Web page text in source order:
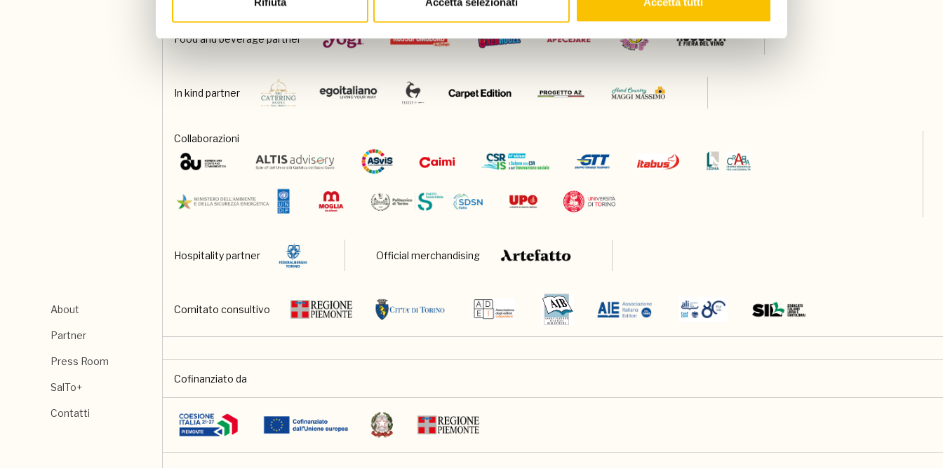
About
Partner
Press Room
SalTo+
Contatti
Food and beverage partner
In kind partner
Collaborazioni
Hospitality partner Official merchandising
Comitato consultivo
Cofinanziato da